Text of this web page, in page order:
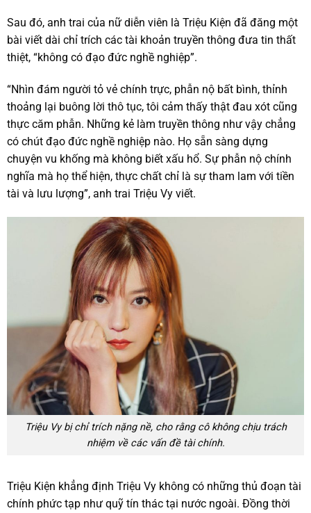
Sau đó, anh trai của nữ diễn viên là Triệu Kiện đã đăng một
bài viết dài chỉ trích các tài khoản truyền thông đưa tin thất
thiệt, “không có đạo đức nghề nghiệp”.
“Nhìn đám người tỏ vẻ chính trực, phẫn nộ bất bình, thỉnh
thoảng lại buông lời thô tục, tôi cảm thấy thật đau xót cũng
thực căm phẫn. Những kẻ làm truyền thông như vậy chẳng
có chút đạo đức nghề nghiệp nào. Họ sẵn sàng dựng
chuyện vu khống mà không biết xấu hổ. Sự phẫn nộ chính
nghĩa mà họ thể hiện, thực chất chỉ là sự tham lam với tiền
tài và lưu lượng”, anh trai Triệu Vy viết.
Triệu Vy bị chỉ trích nặng nề, cho rằng cô không chịu trách
nhiệm về các vấn đề tài chính.
Triệu Kiện khẳng định Triệu Vy không có những thủ đoạn tài
chính phức tạp như quỹ tín thác tại nước ngoài. Đồng thời